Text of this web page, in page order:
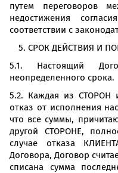
путем переговоров
недостижения
соответствии с
5. СРОК ДЕЙСТВИЯ И
5.1. Настоящий
неопределенного срока.
5.2. Каждая из СТОРОН
отказ от исполнения
что все суммы,
другой СТОРОНЕ,
случае отказа
Договора, Договор
списана сумма